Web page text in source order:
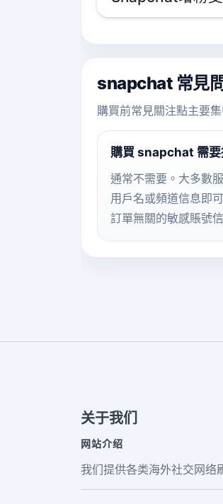
snapchat 常見
購買前常見關注點主要
購買 snapchat 需要
通常不需要。大多數
用戶名或頻道信息即
訂單無關的敏感賬號
关于我们
网站介绍
我们提供各类海外社交网络